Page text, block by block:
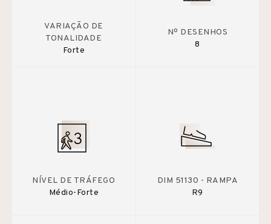
VARIAÇÃO DE
TONALIDADE
Forte
Nº DESENHOS
8
NÍVEL DE TRÁFEGO
Médio-Forte
DIM 51130 - RAMPA
R9